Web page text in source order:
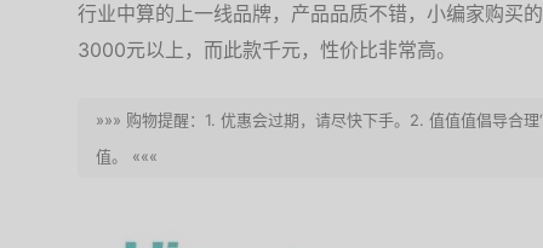
行业中算的上一线品牌，产品品质不错，小编家购买
3000元以上，而此款千元，性价比非常高。
»»» 购物提醒：1. 优惠会过期，请尽快下手。2. 值值值倡导合
值。 «««